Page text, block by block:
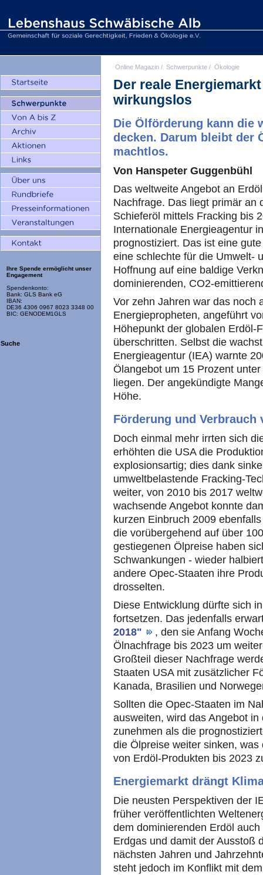
Ihre Spende ermöglicht unser
Engagement
Spendenkonto:
Bank: GLS Bank eG
IBAN:
DE36 4306 0967 8023 3348 00
BIC: GENODEM1GLS
Suche
Online Magazin / Schwerpunkte / Ökologie
Der reale
wirkungslos
Die Ölförderung kann die
decken. Darum bleibt der
machtlos.
Von Hanspeter Guggenbühl
Das weltweite Angebot an
Nachfrage. Das liegt primär an
Schieferöl mittels Fracking bis
Internationale Energieagentur
prognostiziert. Das ist eine
eine schlechte für die Umwelt-
Hoffnung auf eine baldige
dominierenden, CO2-
Vor zehn Jahren war das noch
Energiepropheten, angeführt
Höhepunkt der globalen Erdöl-
überschritten. Selbst die
Energieagentur (IEA) warnte
Ölangebot um 15 Prozent
liegen. Der angekündigte
Höhe.
Förderung und
Doch einmal mehr irrten sich
erhöhten die USA die
explosionsartig; dies dank
umweltbelastende Fracking-
weiter, von 2010 bis 2017
wachsende Angebot konnte
kurzen Einbruch 2009
die vorübergehend auf über
gestiegenen Ölpreise haben
Schwankungen - wieder
andere Opec-Staaten ihre
drosselten.
Diese Entwicklung dürfte sich
fortsetzen. Das jedenfalls
2018"
, den sie Anfang
Ölnachfrage bis 2023 um
Großteil dieser Nachfrage
Staaten USA mit zusätzlicher
Kanada, Brasilien und
Sollten die Opec-Staaten im
ausweiten, wird das Angebot
zunehmen als die
die Ölpreise weiter sinken,
von Erdöl-Produkten bis 2023
Energiemarkt drängt
Die neusten Perspektiven der
früher veröffentlichten
dem dominierenden Erdöl
Erdgas und damit der Ausstoß
nächsten Jahren und
steht jedoch im Konflikt mit